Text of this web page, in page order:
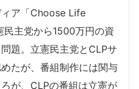
ア「Choose Life
主党から1500万円の資
題。立憲民主党とCLPサ
たが、番組制作には関与
が、CLPの番組は立憲が